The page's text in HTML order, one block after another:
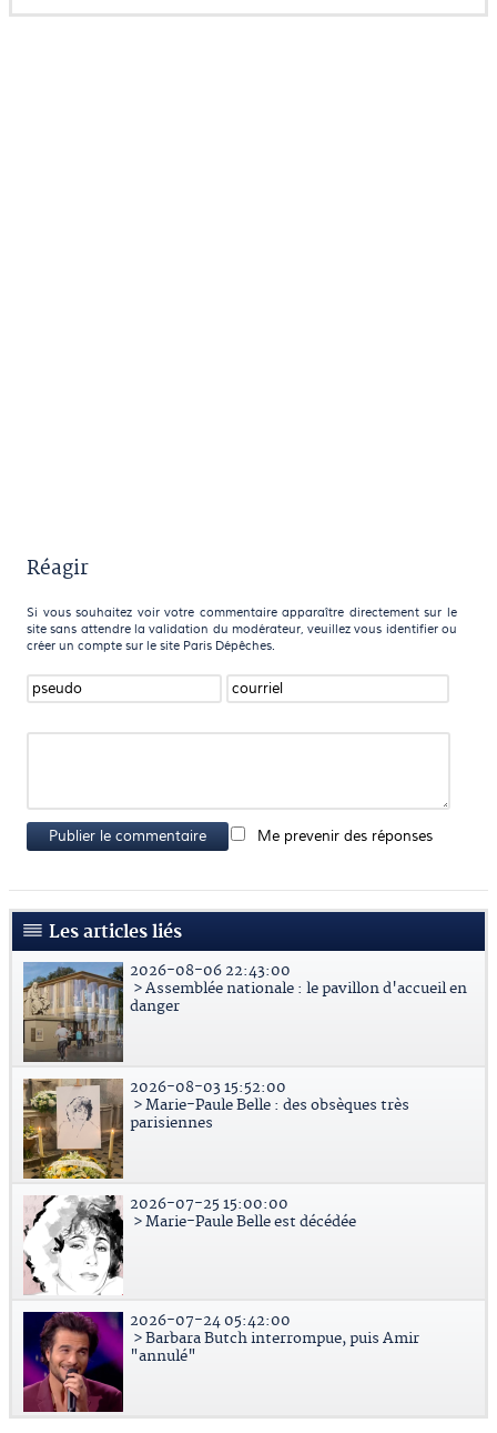
Réagir
Si vous souhaitez voir votre commentaire apparaître directement sur le
site sans attendre la validation du modérateur, veuillez vous identifier ou
créer un compte sur le site Paris Dépêches.
Publier le commentaire Me prevenir des réponses
Les articles liés
2026-08-06 22:43:00
> Assemblée nationale : le pavillon d'accueil en
danger
2026-08-03 15:52:00
> Marie-Paule Belle : des obsèques très
parisiennes
2026-07-25 15:00:00
> Marie-Paule Belle est décédée
2026-07-24 05:42:00
> Barbara Butch interrompue, puis Amir
"annulé"